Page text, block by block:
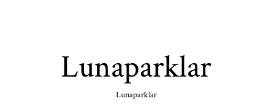
Lunaparklar
Lunaparklar